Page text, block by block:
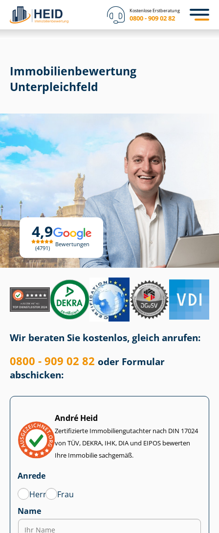
Kostenlose Erstberatung
0800 - 909 02 82
4,9
4791
Bewertungen
Immobilien­bewertung
Unterpleichfeld
Wir beraten Sie kostenlos, gleich anrufen:
0800 - 909 02 82 oder Formular
abschicken:
André Heid
Zertifizierte Im­mo­bi­li­en­gut­ach­ter nach DIN 17024
von TÜV, DEKRA, IHK, DIA und EIPOS bewerten
Ihre Immobilie sachgemäß.
Anrede
Herr
Frau
Name